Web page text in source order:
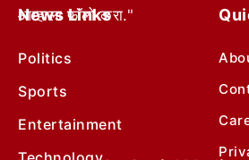
आम्हाला फॉलो करा."
News Links
Politics
Sports
Entertainment